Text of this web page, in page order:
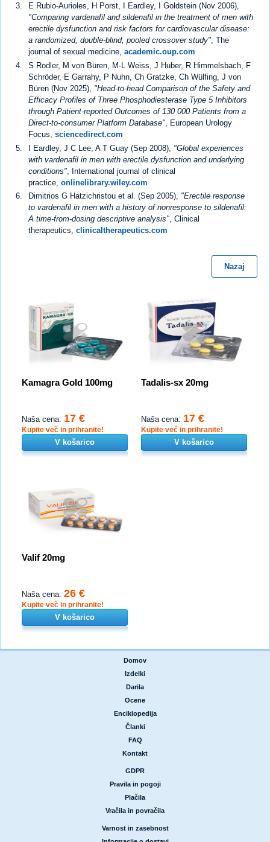
E Rubio-Aurioles, H Porst, I Eardley, I Goldstein (Nov 2006),
"Comparing vardenafil and sildenafil in the treatment of men with
erectile dysfunction and risk factors for cardiovascular disease:
a randomized, double-blind, pooled crossover study" , The
journal of sexual medicine, academic.oup.com
S Rodler, M von Büren, M-L Weiss, J Huber, R Himmelsbach, F
Schröder, E Garrahy, P Nuhn, Ch Gratzke, Ch Wülfing, J von
Büren (Nov 2025), "Head-to-head Comparison of the Safety and
Efficacy Profiles of Three Phosphodiesterase Type 5 Inhibitors
through Patient-reported Outcomes of 130 000 Patients from a
Direct-to-consumer Platform Database" , European Urology
Focus, sciencedirect.com
I Eardley, J C Lee, A T Guay (Sep 2008), "Global experiences
with vardenafil in men with erectile dysfunction and underlying
conditions" , International journal of clinical
practice, onlinelibrary.wiley.com
Dimitrios G Hatzichristou et al. (Sep 2005), "Erectile response
to vardenafil in men with a history of nonresponse to sildenafil:
A time-from-dosing descriptive analysis", Clinical
therapeutics, clinicaltherapeutics.com
Nazaj
Kamagra Gold 100mg
Naša cena: 17 €
Kupite več in prihranite!
V košarico
Tadalis-sx 20mg
Naša cena: 17 €
Kupite več in prihranite!
V košarico
Valif 20mg
Naša cena: 26 €
Kupite več in prihranite!
V košarico
Domov
Izdelki
Darila
Ocene
Enciklopedija
Članki
FAQ
Kontakt
GDPR
Pravila in pogoji
Plačila
Vračila in povračila
Varnost in zasebnost